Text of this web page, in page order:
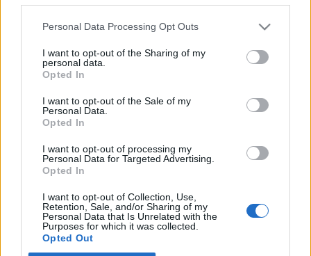
Please note that this website/app uses one or more Google
not limited to your visit or usage behaviour. You may click to
grant or deny consent to Google and its third-party tags to
use your data for below specified purposes in below Google
consent section.
Personal Data Processing Opt Outs
I want to opt-out of the Sharing of my
personal data.
Opted In
I want to opt-out of the Sale of my
Personal Data.
Opted In
I want to opt-out of processing my
Personal Data for Targeted Advertising.
Opted In
I want to opt-out of Collection, Use,
Retention, Sale, and/or Sharing of my
Personal Data that Is Unrelated with the
Purposes for which it was collected.
Opted Out
κοντά τη διαδικασία εμφιάλωσης του νερού, να
γνωρίσουν τη λειτουργία των μηχανημάτων και των
και στην διασφάλιση ποιότητας, αλλά και να
κατανοήσουν την αξία του νερού για τον ανθρώπινο
οργανισμό καθώς και τον αέναο κύκλο του νερού,
μέσα από σύγχρονα οπτικοακουστικά μέσα.
Η εν λόγω δράση εντάσσεται στο πρόγραμμα
οποίο συμβάλει ενεργά στην ενημέρωση, στην
εκπαίδευση και την ευαισθητοποίηση των νέων για
τη σημασία του νερού και την προστασία του
περιβάλλοντος.
Για περισσότερες πληροφορίες:
Καραγκιουλέ Άννη, Σύμβουλος Γραφείου Τύπου και